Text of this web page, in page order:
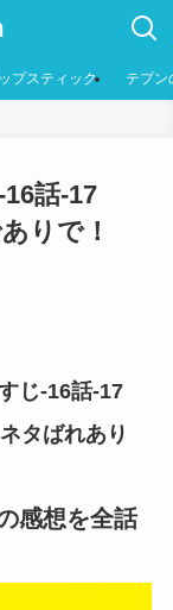
プスティック テプン
話-17
りで！
じ-16話-17
タばれあり
感想を全話